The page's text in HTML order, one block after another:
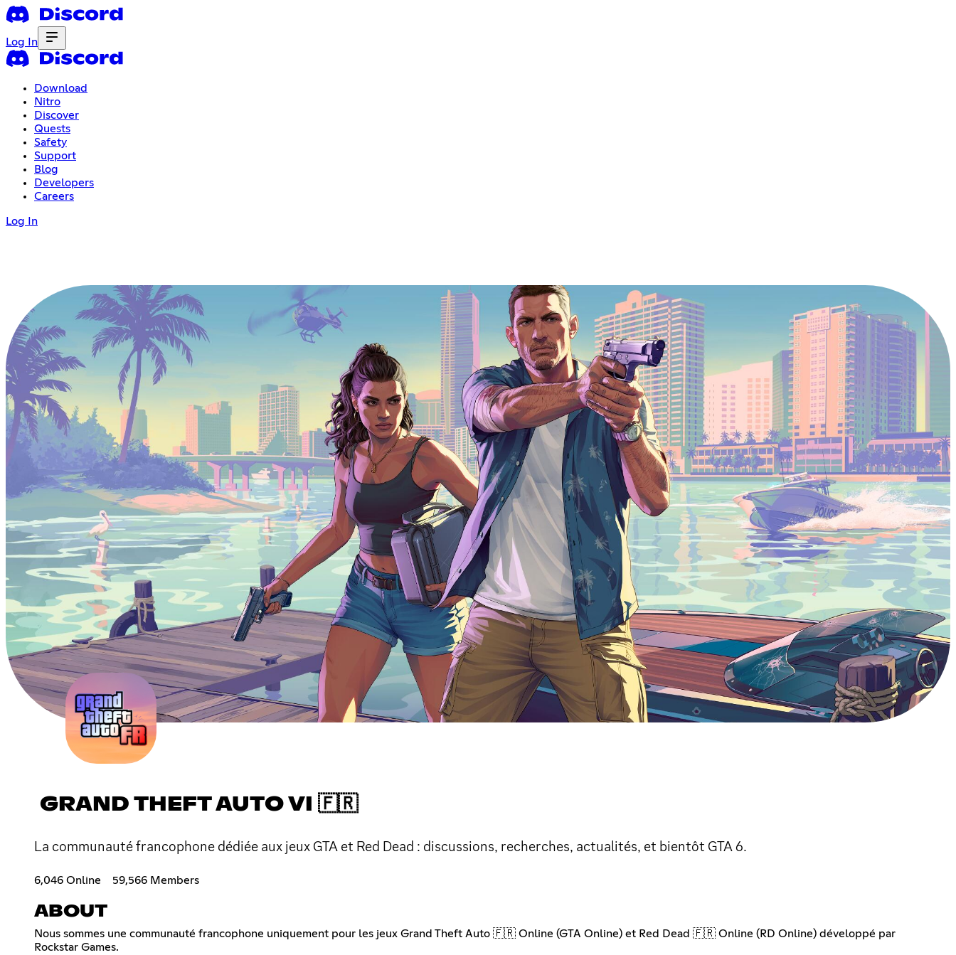
Log In
Download
Nitro
Discover
Quests
Safety
Support
Blog
Developers
Careers
Log In
GRAND THEFT AUTO VI 🇫🇷
La communauté francophone dédiée aux jeux GTA et Red Dead : discussions, recherches, actualités, et bientôt GTA 6.
6,046 Online 59,566 Members
ABOUT
Nous sommes une communauté francophone uniquement pour les jeux Grand Theft Auto 🇫🇷 Online (GTA Online) et Red Dead 🇫🇷 Online (RD Online) développé par
Rockstar Games.